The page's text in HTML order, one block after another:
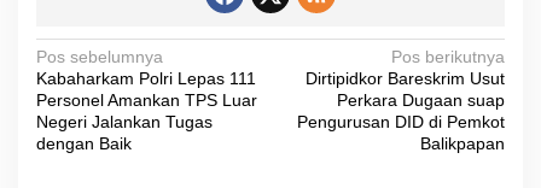
N
a
v
Pos sebelumnya
Kabaharkam Polri Lepas 111
Personel Amankan TPS Luar
Negeri Jalankan Tugas
dengan Baik
Pos berikutnya
Dirtipidkor Bareskrim Usut
Perkara Dugaan suap
Pengurusan DID di Pemkot
Balikpapan